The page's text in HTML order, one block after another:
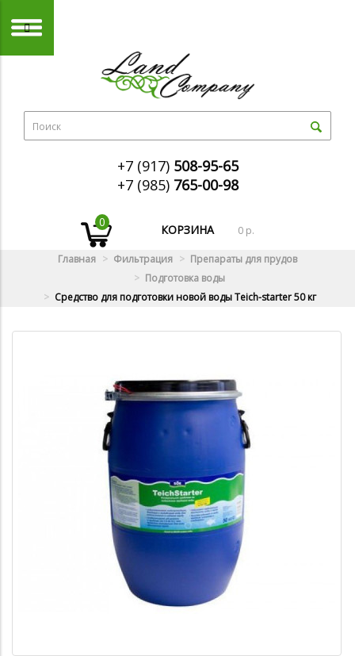
+7 (917) 508-95-65
+7 (985) 765-00-98
0
КОРЗИНА 0 р.
Главная Фильтрация
Препараты для прудов
Подготовка воды
Средство для подготовки новой воды Teich-starter 50 кг